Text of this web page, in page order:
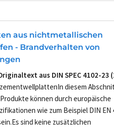
aus nichtmetallischen
- Brandverhalten von
aus DIN SPEC 4102-23
diesem
können durch europäische
wie zum Beispiel DIN EN
sind keine zusätzlichen